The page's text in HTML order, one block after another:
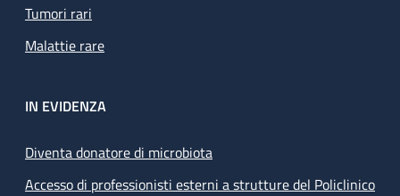
Tumori rari
Malattie rare
IN EVIDENZA
Diventa donatore di microbiota
Accesso di professionisti esterni a strutture del Policlinico